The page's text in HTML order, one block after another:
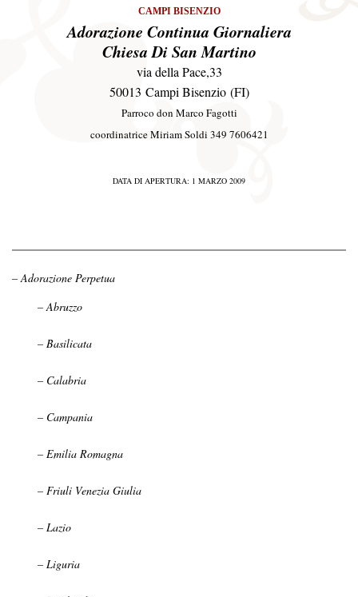
CAMPI BISENZIO
Adorazione Continua Giornaliera
Chiesa Di San Martino
via della Pace,33
50013 Campi Bisenzio (FI)
Parroco don Marco Fagotti
coordinatrice Miriam Soldi 349 7606421
DATA DI APERTURA: 1 MARZO 2009
– Adorazione Perpetua
– Abruzzo
– Basilicata
– Calabria
– Campania
– Emilia Romagna
– Friuli Venezia Giulia
– Lazio
– Liguria